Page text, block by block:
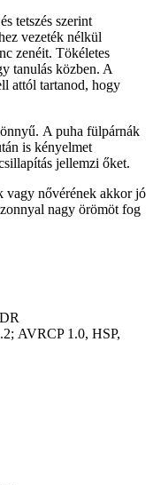
tetszés szerint
vezeték nélkül
zenéit. Tökéletes
tanulás közben. A
attól tartanod, hogy
A puha fülpárnák
is kényelmet
jellemzi őket.
vagy nővérének akkor jó
nagy örömöt fog
AVRCP 1.0, HSP,